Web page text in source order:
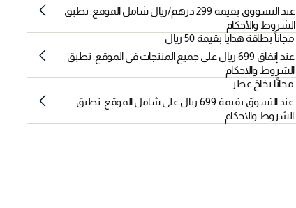
عند التسووق بقيمة 299 درهم/ريال شامل الموقع. تطبق
الشروط والأحكام
مجاناً بطاقة هدايا بقيمة 50 ريال
عند إنفاق 699 ريال على جميع المنتجات في الموقع. تطبق
الشروط والاحكام
مجانًا بخاخ عطر
عند التسوق بقيمة 699 ريال على شامل الموقع. تطبق
الشروط والاحكام